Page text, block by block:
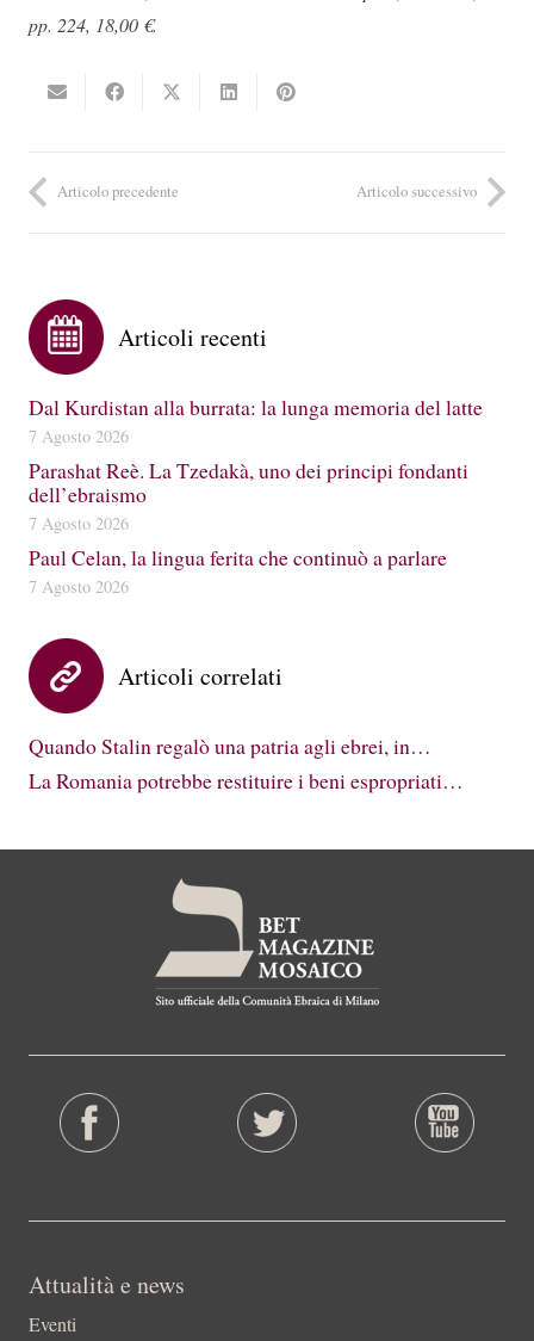
pp. 224, 18,00 €.
Articolo precedente Articolo successivo
Articoli recenti
Dal Kurdistan alla burrata: la lunga memoria del latte
7 Agosto 2026
Parashat Reè. La Tzedakà, uno dei principi fondanti
dell’ebraismo
7 Agosto 2026
Paul Celan, la lingua ferita che continuò a parlare
7 Agosto 2026
Articoli correlati
Quando Stalin regalò una patria agli ebrei, in…
La Romania potrebbe restituire i beni espropriati…
Attualità e news
Eventi